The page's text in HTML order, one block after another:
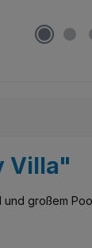
Villa"
großem